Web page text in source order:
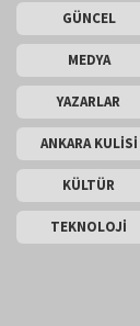
GÜNCEL
MEDYA
YAZARLAR
ANKARA KULİSİ
KÜLTÜR
TEKNOLOJİ